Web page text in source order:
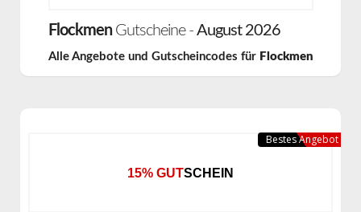
FlockmenGutscheine - August 2026
Alle Angebote und Gutscheincodes für Flockmen
15% GUTSCHEIN
Bestes Angebot